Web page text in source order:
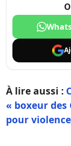
À lire aussi :
« boxeur des
pour